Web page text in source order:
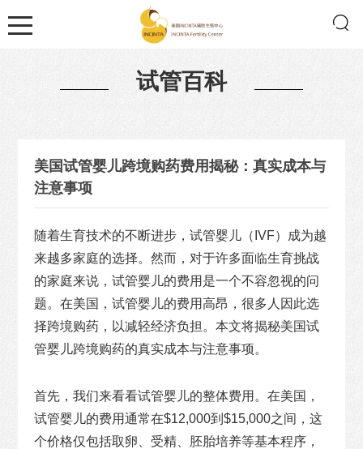
试管百科
美国试管婴儿跨境购药费用揭秘：真实成本与
注意事项
随着生育技术的不断进步，试管婴儿（IVF）成为越
来越多家庭的选择。然而，对于许多面临生育挑战
的家庭来说，试管婴儿的费用是一个不容忽视的问
题。在美国，试管婴儿的费用高昂，很多人因此选
择跨境购药，以减轻经济负担。本文将揭秘美国试
管婴儿跨境购药的真实成本与注意事项。
首先，我们来看看试管婴儿的整体费用。在美国，
试管婴儿的费用通常在$12,000到$15,000之间，这
个价格仅包括取卵、受精、胚胎培养等基本程序，